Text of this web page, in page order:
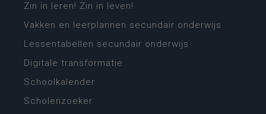
Zin in leren! Zin in leven!
Vakken en leerplannen secundair onderwijs
Lessentabellen secundair onderwijs
Digitale transformatie
Schoolkalender
Scholenzoeker